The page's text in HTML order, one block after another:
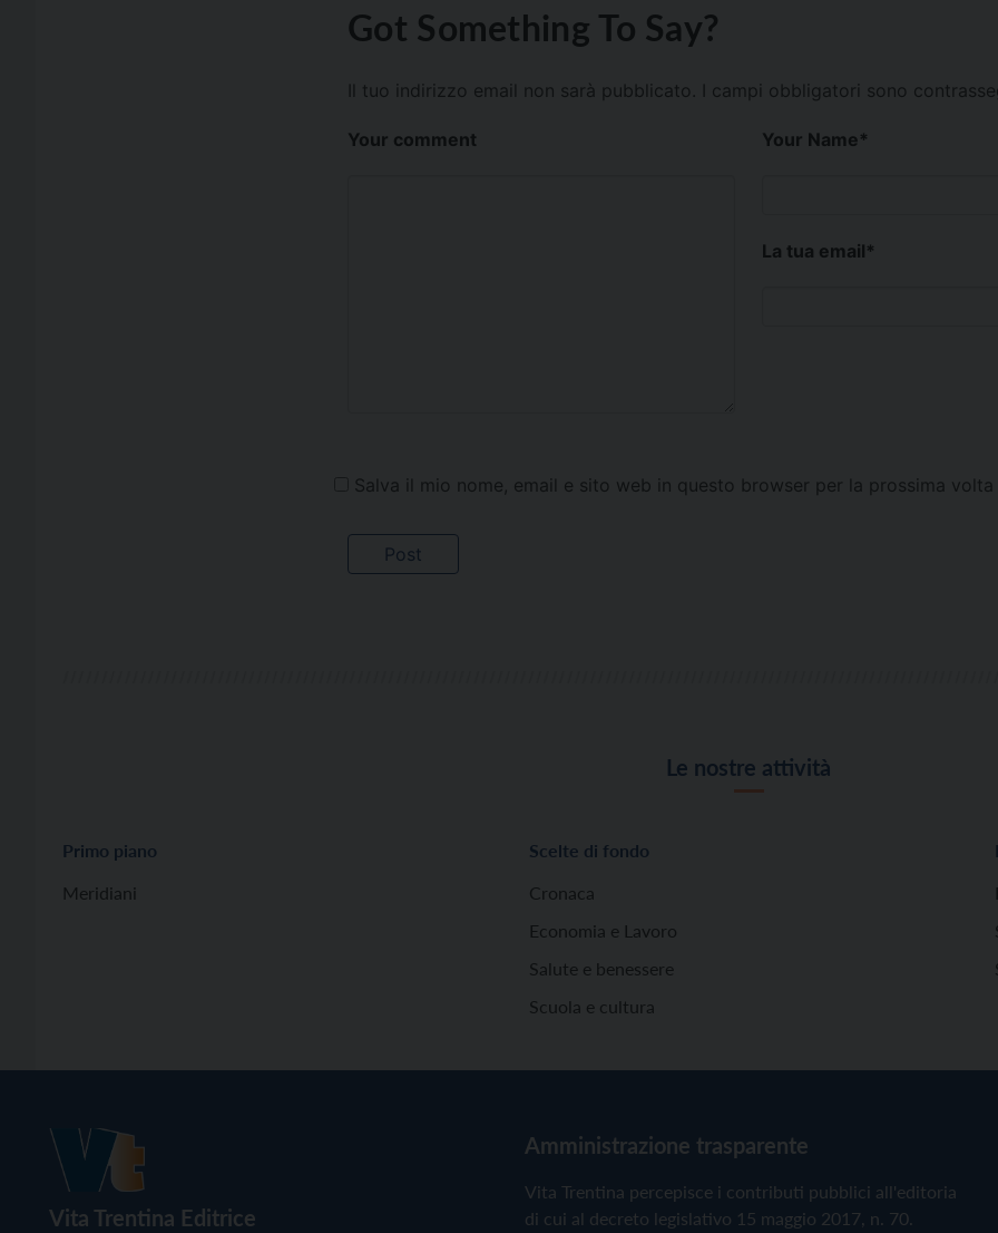
Got Something To Say?
Il tuo indirizzo email non sarà pubblicato. I campi obbligatori sono
Your comment Your Name*
La tua email*
Salva il mio nome, email e sito web in questo browser per la prossima
Le nostre attività
Primo piano
Meridiani
Scelte di fondo
Cronaca
Economia e Lavoro
Salute e benessere
Scuola e cultura
Vita Trentina Editrice
Amministrazione trasparente
Vita Trentina percepisce i contributi pubblici all'editoria
di cui al decreto legislativo 15 maggio 2017, n. 70.